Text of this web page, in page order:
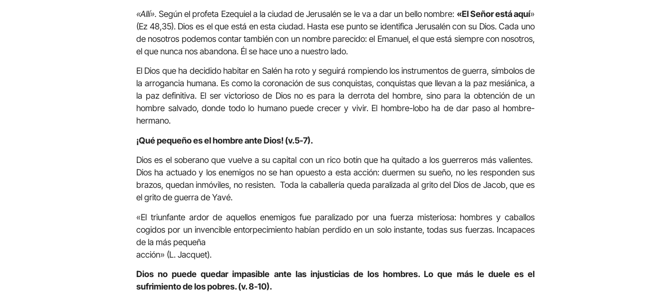
«Allí».Según el profeta Ezequiel a la ciudad de Jerusalén se le va a dar un bello nombre: «El Señor está aquí»
(Ez 48,35). Dios es el que está en esta ciudad. Hasta ese punto se identifica Jerusalén con su Dios. Cada uno
de nosotros podemos contar también con un nombre parecido: el Emanuel, el que está siempre con nosotros,
el que nunca nos abandona. Él se hace uno a nuestro lado.
El Dios que ha decidido habitar en Salén ha roto y seguirá rompiendo los instrumentos de guerra, símbolos de
la arrogancia humana. Es como la coronación de sus conquistas, conquistas que llevan a la paz mesiánica, a
la paz definitiva. El ser victorioso de Dios no es para la derrota del hombre, sino para la obtención de un
hombre salvado, donde todo lo humano puede crecer y vivir. El hombre-lobo ha de dar paso al hombre-
hermano.
¡Qué pequeño es el hombre ante Dios! (v.5-7).
Dios es el soberano que vuelve a su capital con un rico botín que ha quitado a los guerreros más valientes.
Dios ha actuado y los enemigos no se han opuesto a esta acción: duermen su sueño, no les responden sus
brazos, quedan inmóviles, no resisten. Toda la caballería queda paralizada al grito del Dios de Jacob, que es
el grito de guerra de Yavé.
«El triunfante ardor de aquellos enemigos fue paralizado por una fuerza misteriosa: hombres y caballos
cogidos por un invencible entorpecimiento habían perdido en un solo instante, todas sus fuerzas. Incapaces
de la más pequeña
acción» (L. Jacquet).
Dios no puede quedar impasible ante las injusticias de los hombres. Lo que más le duele es el
sufrimiento de los pobres. (v. 8-10).